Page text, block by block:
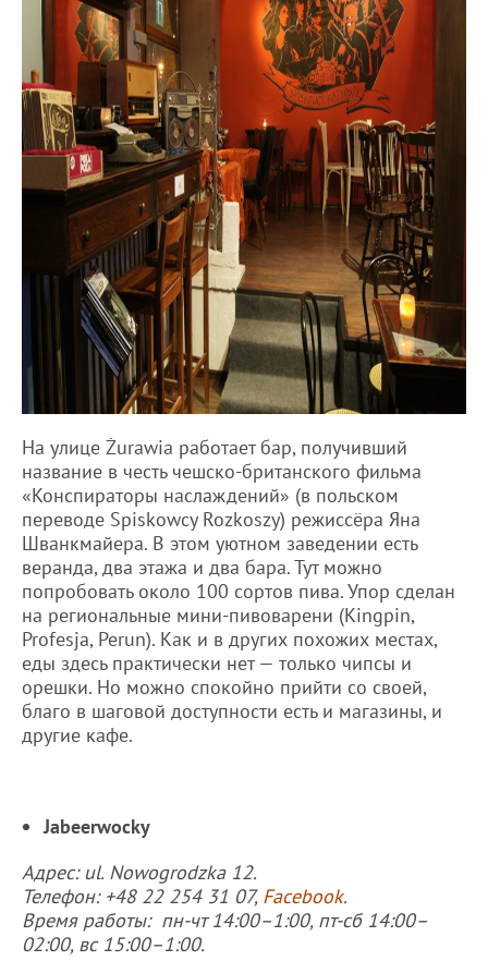
На улице Żurawia работает бар, получивший
название в честь чешско-британского фильма
«Конспираторы наслаждений» (в польском
переводе Spiskowcy Rozkoszy) режиссёра Яна
Шванкмайера. В этом уютном заведении есть
веранда, два этажа и два бара. Тут можно
попробовать около 100 сортов пива. Упор сделан
на региональные мини-пивоварени (Kingpin,
Profesja, Perun). Как и в других похожих местах,
еды здесь практически нет — только чипсы и
орешки. Но можно спокойно прийти со своей,
благо в шаговой доступности есть и магазины, и
другие кафе.
Jabeerwocky
Адрес: ul. Nowogrodzka 12.
Телефон: +48 22 254 31 07, Facebook.
Время работы: пн-чт 14:00–1:00, пт-сб 14:00–
02:00, вс 15:00–1:00.